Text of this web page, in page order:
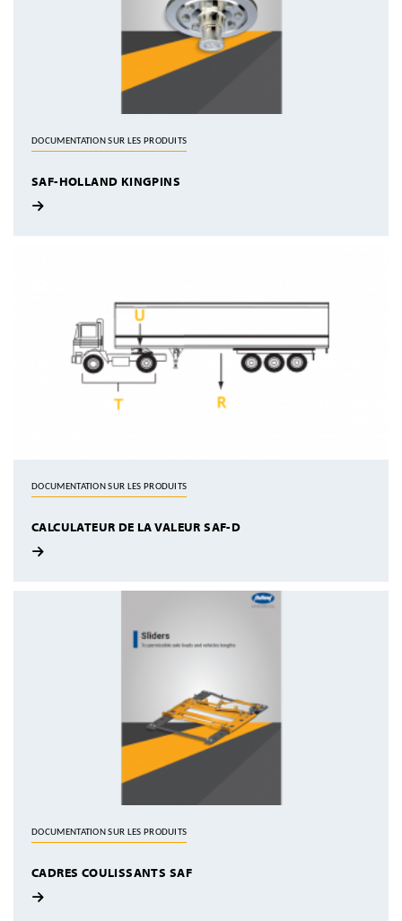
DOCUMENTATION SUR LES PRODUITS
SAF-HOLLAND KINGPINS
DOCUMENTATION SUR LES PRODUITS
CALCULATEUR DE LA VALEUR SAF-D
DOCUMENTATION SUR LES PRODUITS
CADRES COULISSANTS SAF